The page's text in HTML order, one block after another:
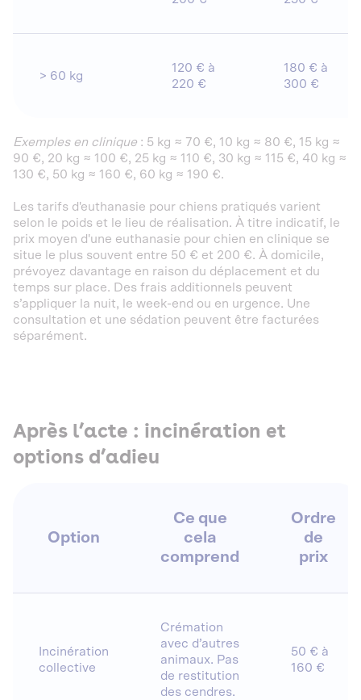
> 60 kg
120 € à
220 €
180 € à
300 €
Exemples en clinique : 5 kg ≈ 70 €, 10 kg ≈ 80 €, 15 kg ≈
90 €, 20 kg ≈ 100 €, 25 kg ≈ 110 €, 30 kg ≈ 115 €, 40 kg ≈
130 €, 50 kg ≈ 160 €, 60 kg ≈ 190 €.
Les tarifs d'euthanasie pour chiens pratiqués varient
selon le poids et le lieu de réalisation. À titre indicatif, le
prix moyen d'une euthanasie pour chien en clinique se
situe le plus souvent entre 50 € et 200 €. À domicile,
prévoyez davantage en raison du déplacement et du
temps sur place. Des frais additionnels peuvent
s’appliquer la nuit, le week-end ou en urgence. Une
consultation et une sédation peuvent être facturées
séparément.
Après l’acte : incinération et
options d’adieu
Option
Ce que
cela
comprend
Ordre
de
prix
Incinération
collective
Crémation
avec d’autres
animaux. Pas
de restitution
des cendres.
50 € à
160 €